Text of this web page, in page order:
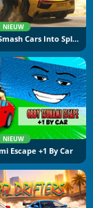
NIEUW
Bimka Drive: Smash Cars Into Splinters
NIEUW
Escape +1 By Car